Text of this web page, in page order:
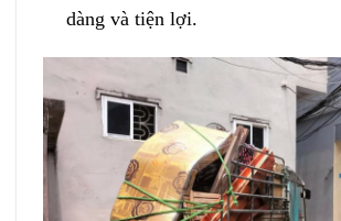
dàng và tiện lợi.